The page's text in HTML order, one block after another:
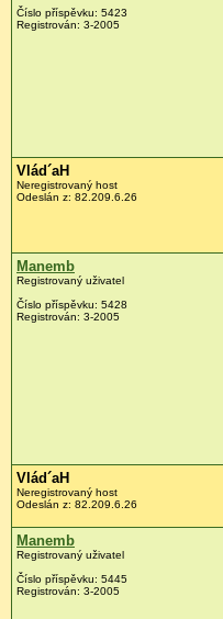
Číslo příspěvku: 5423
Registrován: 3-2005
Vlád´aH
Neregistrovaný host
Odeslán z: 82.209.6.26
Manemb
Registrovaný uživatel
Číslo příspěvku: 5428
Registrován: 3-2005
Vlád´aH
Neregistrovaný host
Odeslán z: 82.209.6.26
Manemb
Registrovaný uživatel
Číslo příspěvku: 5445
Registrován: 3-2005